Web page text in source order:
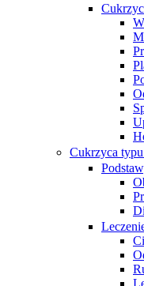
Cukrzyca